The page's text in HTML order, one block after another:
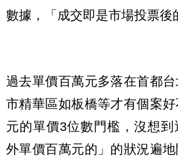
數據，「成交即是市場投票後
過去單價百萬元多落在首都
市精華區如板橋等才有個案
元的單價3位數門檻，沒想到
外單價百萬元的」的狀況遍